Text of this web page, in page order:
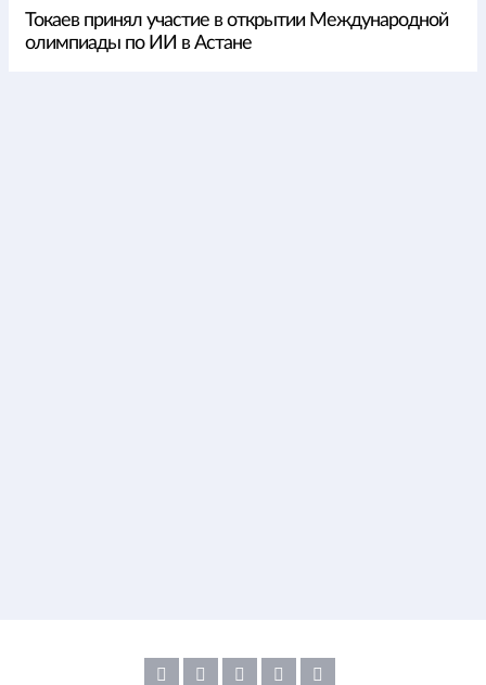
Токаев принял участие в открытии Международной
олимпиады по ИИ в Астане